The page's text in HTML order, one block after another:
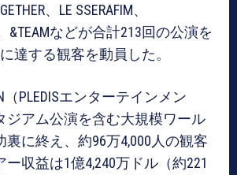
、LE SSERAFIM、
、&TEAMなどが合計213回の公演を
達する観客を動員した。
（PLEDISエンターテインメン
ジアム公演を含む大規模ワール
裏に終え、約96万4,000人の観客
収益は1億4,240万ドル（約221